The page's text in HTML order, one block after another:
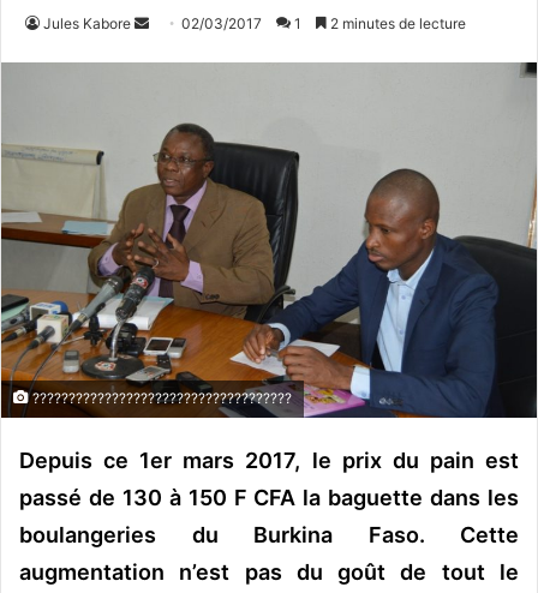
Jules Kabore
e
u
n
c
o
u
r
r
e
02/03/2017 1 2 minutes de lecture
????????????????????????????????????
Depuis ce 1er mars 2017, le prix du pain est
passé de 130 à 150 F CFA la baguette dans les
boulangeries du Burkina Faso. Cette
augmentation n’est pas du goût de tout le